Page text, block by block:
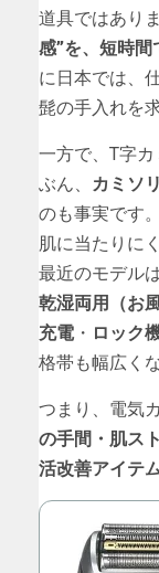
道具ではあり
感”を、短時
に日本では、
髭の手入れを
一方で、T字
ぶん、 カミソ
のも事実です
肌に当たりに
最近のモデルは
乾湿両用（お
充電 ・ ロック
格帯も幅広く
つまり、電気
の手間・肌ス
活改善アイテ